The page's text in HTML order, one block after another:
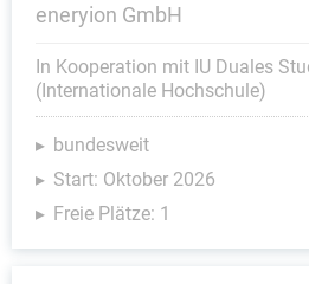
eneryion GmbH
In Kooperation mit IU Duales
(Internationale Hochschule)
bundesweit
Start: Oktober 2026
Freie Plätze: 1